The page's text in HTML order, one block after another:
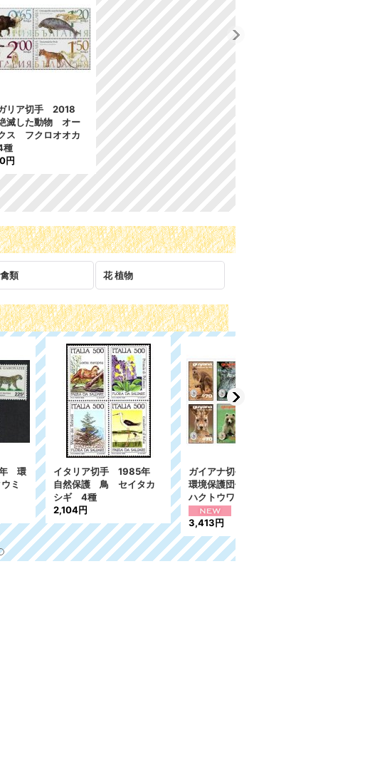
リア切手 2018
滅した動物 オー
ス フクロオオカ
円
類 花 植物
ア切手 1985年
護 鳥 セイタカ
種
ガイアナ切手 1994年
環境保護団体 パンダ
ハクトウワシ 8種
3,413円